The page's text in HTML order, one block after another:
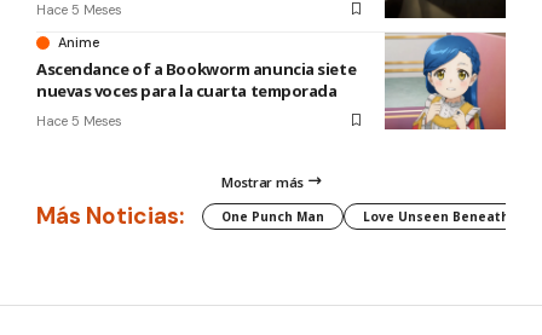
Hace 5 Meses
Anime
Ascendance of a Bookworm anuncia siete
nuevas voces para la cuarta temporada
Hace 5 Meses
Mostrar más
Más Noticias: One Punch Man Love Unseen Beneath the